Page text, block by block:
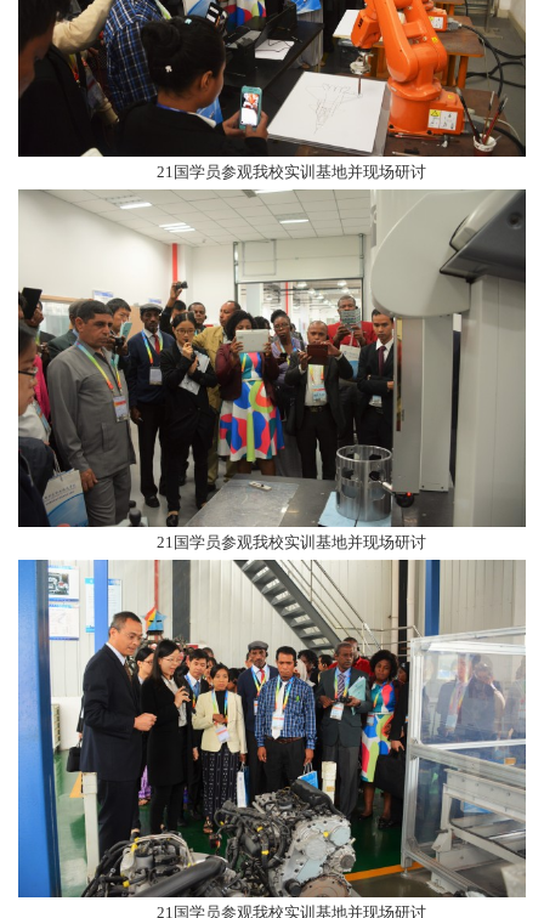
21国学员参观我校实训基地并现场研讨
21国学员参观我校实训基地并现场研讨
21国学员参观我校实训基地并现场研讨